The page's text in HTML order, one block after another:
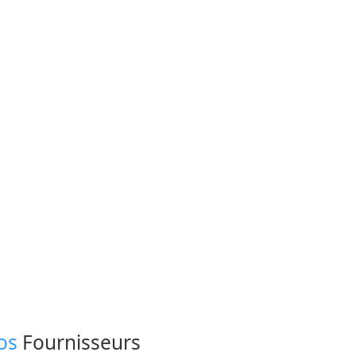
Fournisseurs